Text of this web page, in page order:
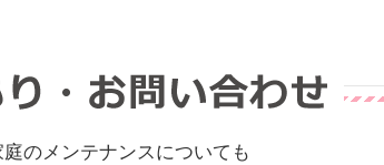
のメンテナンスについても